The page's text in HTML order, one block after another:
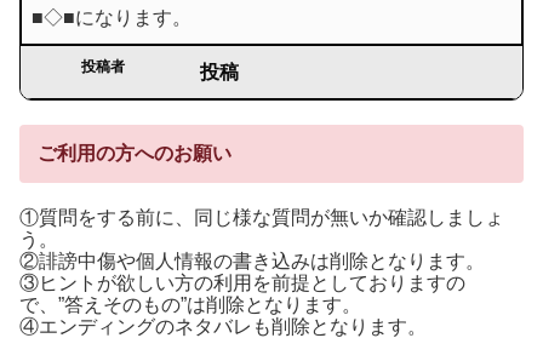
■◇■になります。
投稿者 投稿
ご利用の方へのお願い
①質問をする前に、同じ様な質問が無いか確認しましょ
う。
②誹謗中傷や個人情報の書き込みは削除となります。
③ヒントが欲しい方の利用を前提としておりますの
で、”答えそのもの”は削除となります。
④エンディングのネタバレも削除となります。